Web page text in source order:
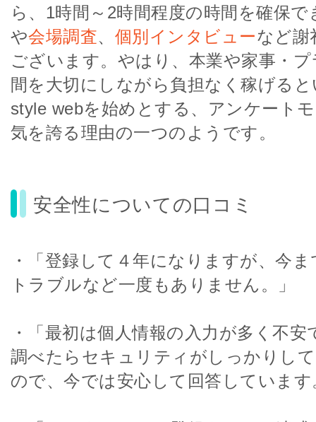
ら、1時間～2時間程度の時間を確保で
や会場調査、 個別インタビューなど謝
ございます。やはり、本業や家事・
間を大切にしながら負担なく稼げる
style webを始めとする、アンケート
気を誇る理由の一つのようです。
安全性についての口コミ
・「登録して４年になりますが、今
トラブルなど一度もありません。」
・「最初は個人情報の入力が多く不
調べたらセキュリティがしっかりし
ので、今では安心して回答しています